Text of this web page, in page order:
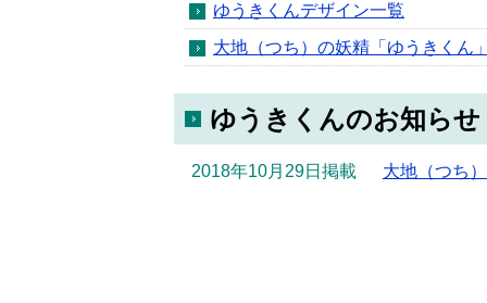
ゆうきくんデザイン一覧
大地（つち）の妖精「ゆうきくん
ゆうきくんのお知らせ
2018年10月29日掲載 大地（つち